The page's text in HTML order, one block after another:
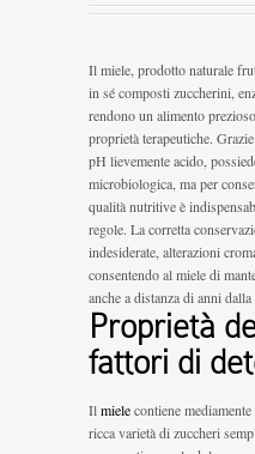
Il miele, prodotto naturale
in sé composti zuccherini,
rendono un alimento
proprietà terapeutiche.
pH lievemente acido,
microbiologica, ma per
qualità nutritive è
regole. La corretta
indesiderate, alterazioni
consentendo al miele di
anche a distanza di anni dalla
Proprietà
fattori di
Ilmielecontiene
ricca varietà di zuccheri